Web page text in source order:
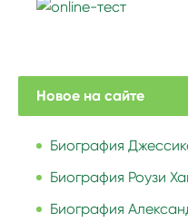
Новое на сайте
Биография
Биография Роузи
Биография